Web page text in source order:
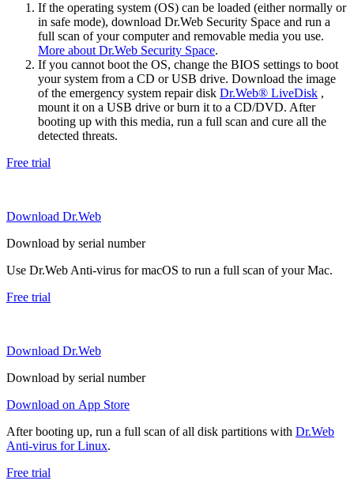
If the operating system (OS) can be loaded (either normally or
in safe mode), download Dr.Web Security Space and run a
full scan of your computer and removable media you use.
More about Dr.Web Security Space.
If you cannot boot the OS, change the BIOS settings to boot
your system from a CD or USB drive. Download the image
of the emergency system repair disk Dr.Web® LiveDisk ,
mount it on a USB drive or burn it to a CD/DVD. After
booting up with this media, run a full scan and cure all the
detected threats.
Free trial
Download Dr.Web
Download by serial number
Use Dr.Web Anti-virus for macOS to run a full scan of your Mac.
Free trial
Download Dr.Web
Download by serial number
Download on App Store
After booting up, run a full scan of all disk partitions with Dr.Web
Anti-virus for Linux.
Free trial